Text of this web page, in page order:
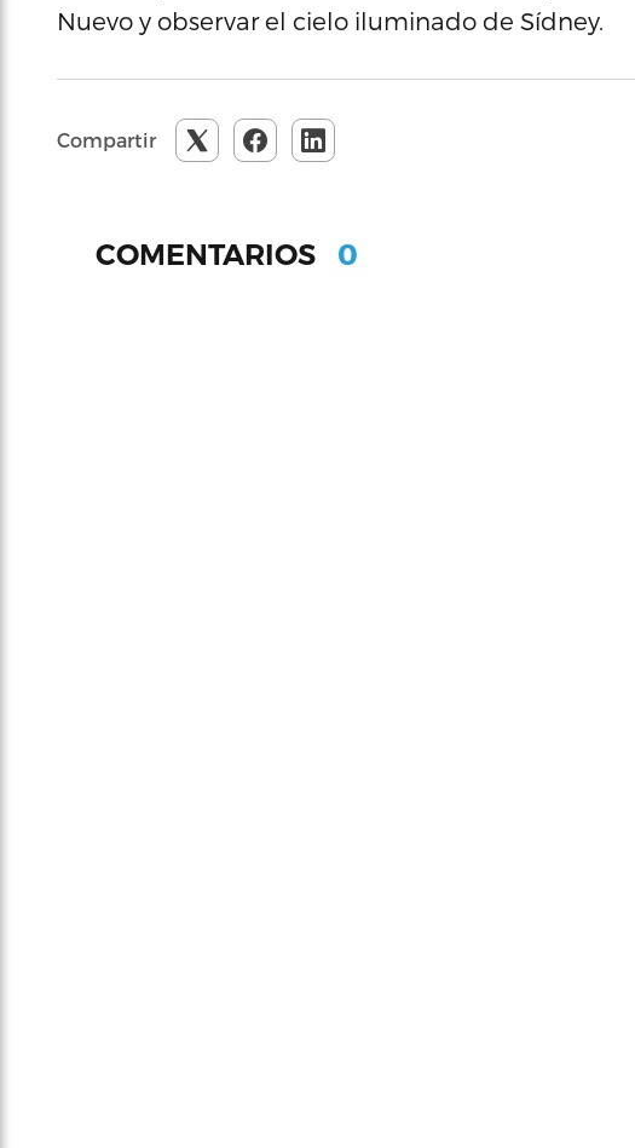
Nuevo y observar el cielo iluminado de Sídney.
Compartir
COMENTARIOS 0